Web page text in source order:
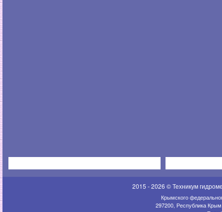
2015 - 2026 © Техникум
Крымского
297200, Республика